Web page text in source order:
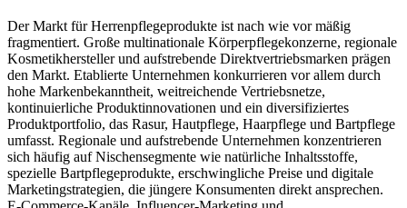
Der Markt für Herrenpflegeprodukte ist nach wie vor mäßig
fragmentiert. Große multinationale Körperpflegekonzerne, regionale
Kosmetikhersteller und aufstrebende Direktvertriebsmarken prägen
den Markt. Etablierte Unternehmen konkurrieren vor allem durch
hohe Markenbekanntheit, weitreichende Vertriebsnetze,
kontinuierliche Produktinnovationen und ein diversifiziertes
Produktportfolio, das Rasur, Hautpflege, Haarpflege und Bartpflege
umfasst. Regionale und aufstrebende Unternehmen konzentrieren
sich häufig auf Nischensegmente wie natürliche Inhaltsstoffe,
spezielle Bartpflegeprodukte, erschwingliche Preise und digitale
Marketingstrategien, die jüngere Konsumenten direkt ansprechen.